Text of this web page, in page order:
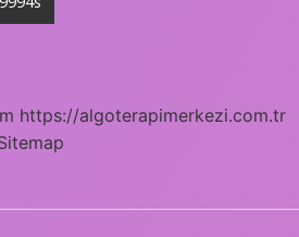
https://algoterapimerkezi.com.tr